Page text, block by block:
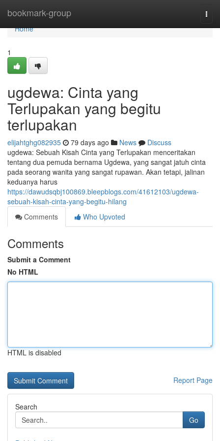
bookmark-group
Home
Home
1
ugdewa: Cinta yang
Terlupakan yang begitu
terlupakan
elijahtghg082935 79 days ago News
Discuss
ugdewa: Sebuah Kisah Cinta yang Terlupakan menceritakan
tentang dua pemuda bernama Ugdewa, yang sangat jatuh cinta
pada seorang wanita yang sangat rupawan. Akan tetapi, jalinan
keduanya harus
https://dawudsqbj100869.bleepblogs.com/41612103/ugdewa-
sebuah-kisah-cinta-yang-begitu-hilang
Comments
Who Upvoted
Comments
Submit a Comment
No HTML
HTML is disabled
Report Page
Search
Go